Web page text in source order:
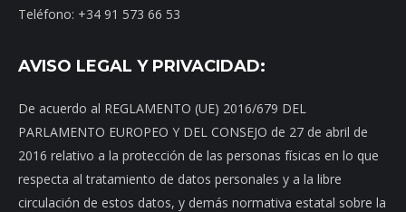
Teléfono: +34 91 573 66 53
AVISO LEGAL Y PRIVACIDAD:
De acuerdo al REGLAMENTO (UE) 2016/679 DEL
PARLAMENTO EUROPEO Y DEL CONSEJO de 27 de abril de
2016 relativo a la protección de las personas físicas en lo que
respecta al tratamiento de datos personales y a la libre
circulación de estos datos, y demás normativa estatal sobre la